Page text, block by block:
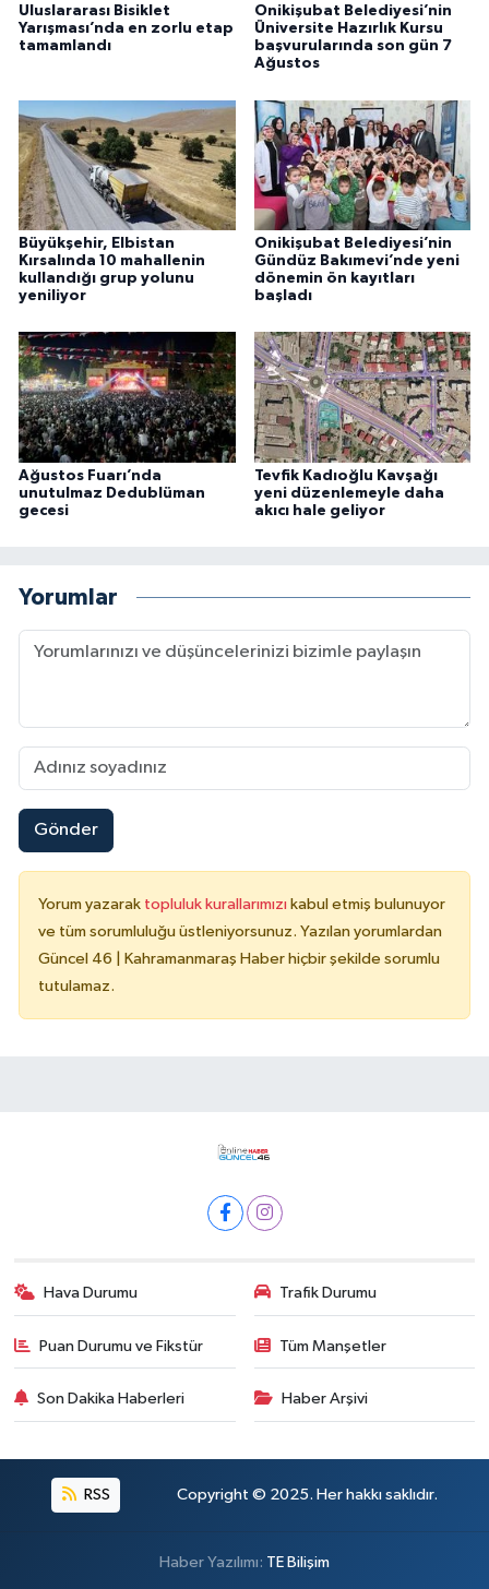
Uluslararası Bisiklet
Yarışması’nda en zorlu etap
tamamlandı
Onikişubat Belediyesi’nin
Üniversite Hazırlık Kursu
başvurularında son gün 7
Ağustos
Büyükşehir, Elbistan
Kırsalında 10 mahallenin
kullandığı grup yolunu
yeniliyor
Onikişubat Belediyesi’nin
Gündüz Bakımevi’nde yeni
dönemin ön kayıtları
başladı
Ağustos Fuarı’nda
unutulmaz Dedublüman
gecesi
Tevfik Kadıoğlu Kavşağı
yeni düzenlemeyle daha
akıcı hale geliyor
Yorumlar
Gönder
Yorum yazarak topluluk kurallarımızı kabul etmiş bulunuyor
ve tüm sorumluluğu üstleniyorsunuz. Yazılan yorumlardan
Güncel 46 | Kahramanmaraş Haber hiçbir şekilde sorumlu
tutulamaz.
Hava Durumu Trafik Durumu
Puan Durumu ve Fikstür Tüm Manşetler
Son Dakika Haberleri Haber Arşivi
RSS Copyright © 2025. Her hakkı saklıdır.
Haber Yazılımı: TE Bilişim